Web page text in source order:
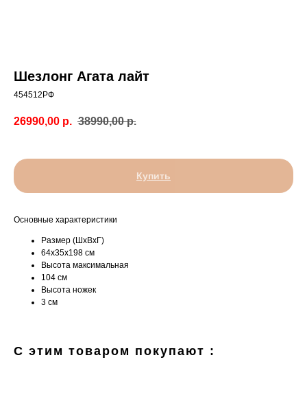
Шезлонг Агата лайт
454512РФ
26990,00 р. 38990,00 р.
Купить
Основные характеристики
Размер (ШхВхГ)
64x35x198 см
Высота максимальная
104 см
Высота ножек
3 см
С этим товаром покупают :